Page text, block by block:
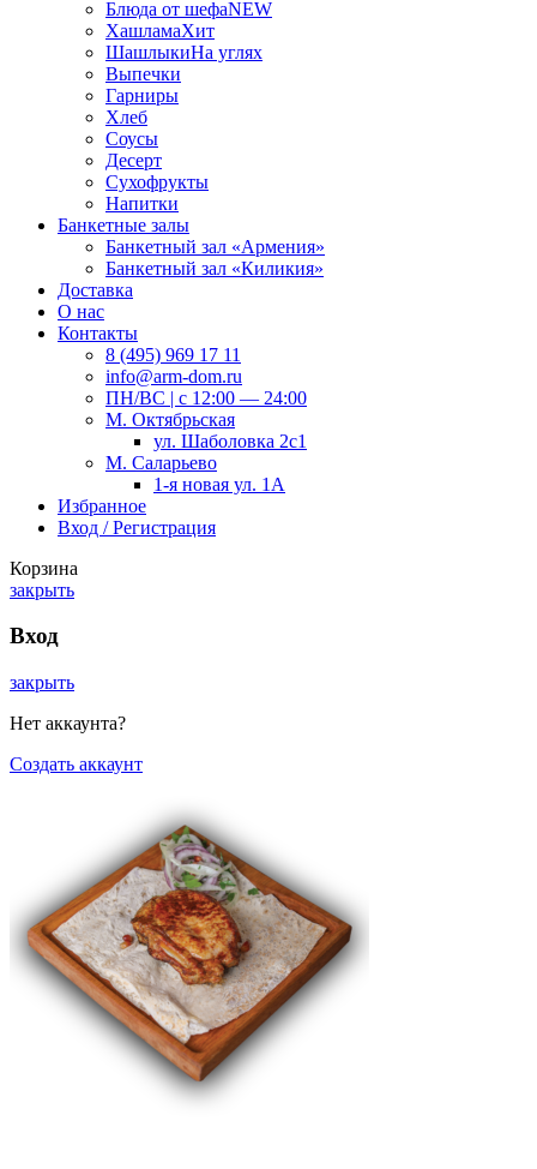
Блюда от шефаNEW
ХашламаХит
ШашлыкиНа углях
Выпечки
Гарниры
Хлеб
Соусы
Десерт
Сухофрукты
Напитки
Банкетные залы
Банкетный зал «Армения»
Банкетный зал «Киликия»
Доставка
О нас
Контакты
8 (495) 969 17 11
info@arm-dom.ru
ПН/ВС | c 12:00 — 24:00
М. Октябрьская
ул. Шаболовка 2с1
М. Саларьево
1-я новая ул. 1А
Избранное
Вход / Регистрация
Корзина
закрыть
Вход
закрыть
Нет аккаунта?
Создать аккаунт